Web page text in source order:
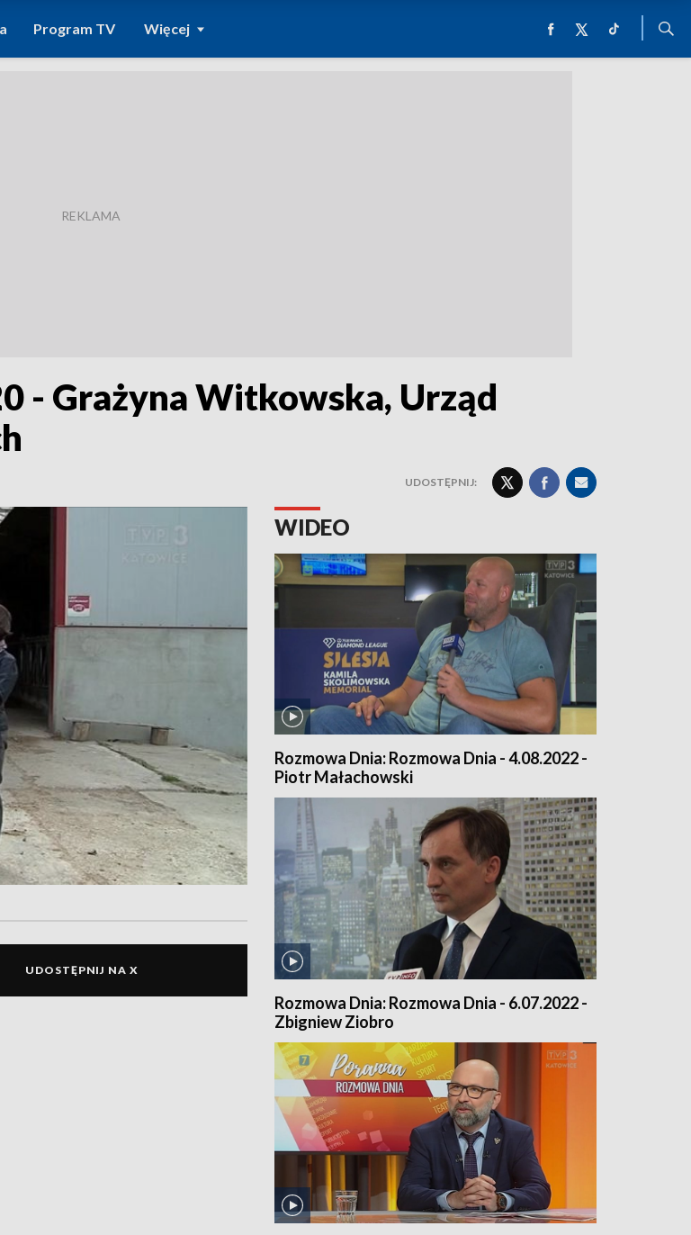
Program TV Więcej
- Grażyna Witkowska, Urząd
UDOSTĘPNIJ:
UDOSTĘPNIJ NA X
WIDEO
Rozmowa Dnia: Rozmowa Dnia - 4.08.2022 -
Piotr Małachowski
Rozmowa Dnia: Rozmowa Dnia - 6.07.2022 -
Zbigniew Ziobro